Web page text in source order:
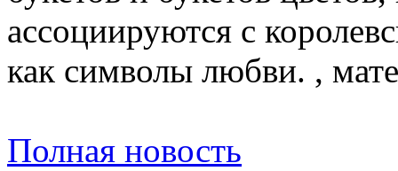
ассоциируются с
как символы любви. ,
Полная новость